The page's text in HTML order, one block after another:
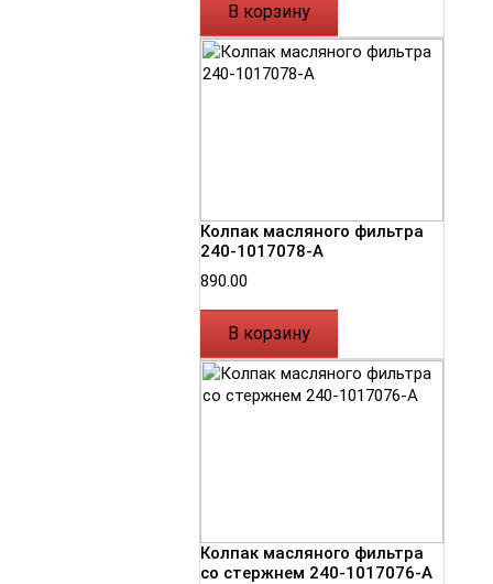
В корзину
Колпак масляного фильтра
240-1017078-А
890.00
В корзину
Колпак масляного фильтра
со стержнем 240-1017076-А